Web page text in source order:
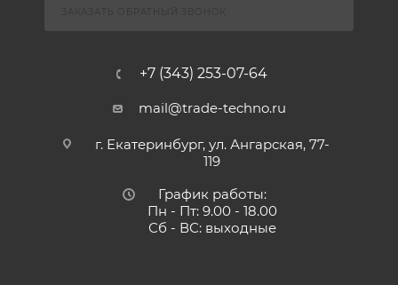
+7 (343) 253-07-64
mail@trade-techno.ru
г. Екатеринбург, ул. Ангарская, 77-
119
График работы:
Пн - Пт: 9.00 - 18.00
Сб - ВС: выходные